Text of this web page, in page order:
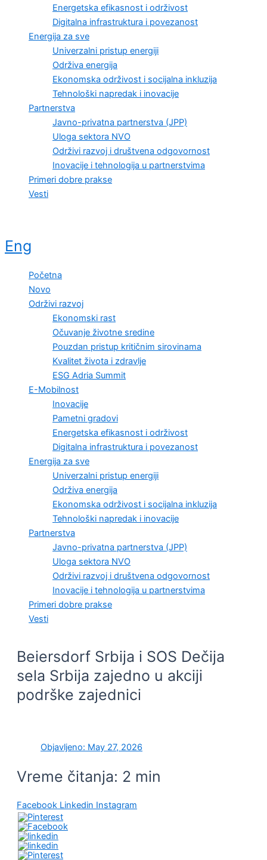
Energetska efikasnost i održivost
Digitalna infrastruktura i povezanost
Energija za sve
Univerzalni pristup energiji
Održiva energija
Ekonomska održivost i socijalna inkluzija
Tehnološki napredak i inovacije
Partnerstva
Javno-privatna partnerstva (JPP)
Uloga sektora NVO
Održivi razvoj i društvena odgovornost
Inovacije i tehnologija u partnerstvima
Primeri dobre prakse
Vesti
Eng
Početna
Novo
Održivi razvoj
Ekonomski rast
Očuvanje životne sredine
Pouzdan pristup kritičnim sirovinama
Kvalitet života i zdravlje
ESG Adria Summit
E-Mobilnost
Inovacije
Pametni gradovi
Energetska efikasnost i održivost
Digitalna infrastruktura i povezanost
Energija za sve
Univerzalni pristup energiji
Održiva energija
Ekonomska održivost i socijalna inkluzija
Tehnološki napredak i inovacije
Partnerstva
Javno-privatna partnerstva (JPP)
Uloga sektora NVO
Održivi razvoj i društvena odgovornost
Inovacije i tehnologija u partnerstvima
Primeri dobre prakse
Vesti
Beiersdorf Srbija i SOS Dečija
sela Srbija zajedno u akciji
podrške zajednici
Objavljeno: May 27, 2026
Vreme čitanja: 2 min
Facebook Linkedin Instagram